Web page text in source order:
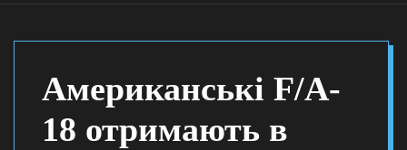
Американські F/A-
18 отримають в